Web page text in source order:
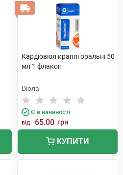
Кардіовіол краплі оральні 50
мл 1 флакон
Віола
Є в наявності
від 65.00 грн
КУПИТИ